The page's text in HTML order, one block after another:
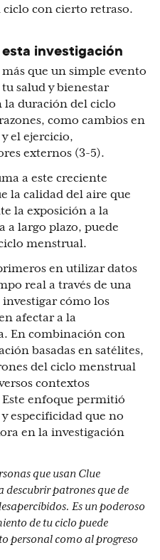
con cierto retraso.
investigación
que un simple evento
salud y bienestar
la duración del ciclo
como cambios en
el ejercicio,
externos (3-5).
a este creciente
la calidad del aire que
la exposición a la
a largo plazo, puede
menstrual.
en utilizar datos
real a través de una
cómo los
afectar a la
En combinación con
basadas en satélites,
del ciclo menstrual
contextos
enfoque permitió
especificidad que no
en la investigación
que usan Clue
descubrir patrones que de
Es un poderoso
de tu ciclo puede
personal como al progreso